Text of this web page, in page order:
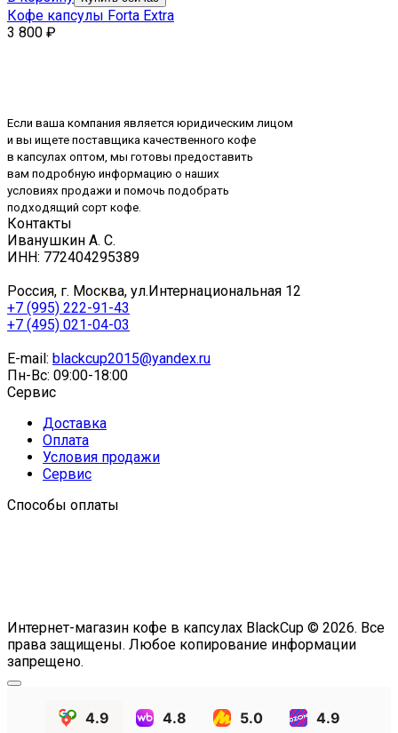
Кофе капсулы Forta Extra
3 800 ₽
Если ваша компания является юридическим лицом
и вы ищете поставщика качественного кофе
в капсулах оптом, мы готовы предоставить
вам подробную информацию о наших
условиях продажи и помочь подобрать
подходящий сорт кофе.
Контакты
Иванушкин А. С.
ИНН: 772404295389
Россия, г. Москва, ул.Интернациональная 12
+7 (995) 222-91-43
+7 (495) 021-04-03
E-mail: blackcup2015@yandex.ru
Пн-Вс: 09:00-18:00
Сервис
Доставка
Оплата
Условия продажи
Сервис
Способы оплаты
Интернет-магазин кофе в капсулах BlackCup © 2026. Все
права защищены. Любое копирование информации
запрещено.
4.9 4.8 5.0 4.9